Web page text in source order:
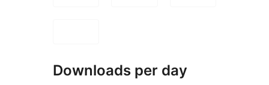
Downloads per day